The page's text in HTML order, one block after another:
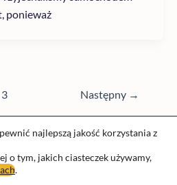
ponieważ
3 Następny →
nauka przygoda | Obsługiwane
najlepszą jakość korzystania z
o tym, jakich ciasteczek używamy,
.